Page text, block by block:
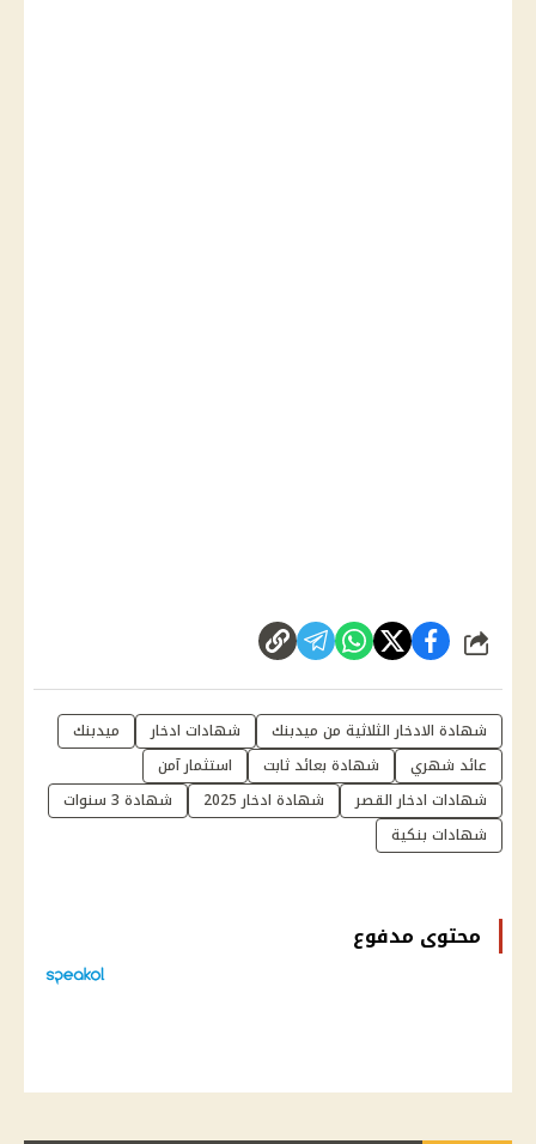
شارك
شهادة الادخار الثلاثية من ميدبنك شهادات ادخار
ميدبنك
عائد شهري
شهادة بعائد ثابت
استثمار آمن
شهادات ادخار القصر
شهادة ادخار 2025
شهادة 3 سنوات
شهادات بنكية
محتوى مدفوع